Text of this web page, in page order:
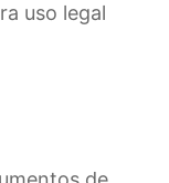
uso legal